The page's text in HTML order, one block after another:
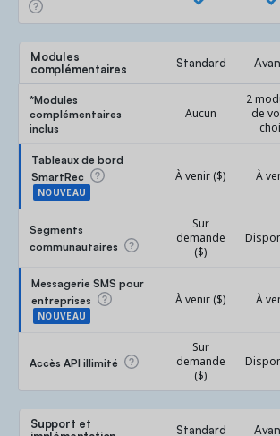
Modules
complémentaires Standard
*Modules
complémentaires
inclus
Aucun
2
de
Tableaux de bord
SmartRec
NOUVEAU
À venir ($) À
Segments
communautaires
Sur
demande
($)
Messagerie SMS pour
entreprises
NOUVEAU
À venir ($) À
Accès API illimité
Sur
demande
($)
Support et Standard